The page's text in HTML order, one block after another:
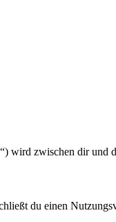
zwischen dir und
du einen